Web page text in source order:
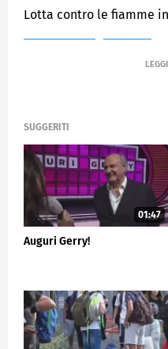
Lotta contro le fiamme
SUGGERITI
01:47
Auguri Gerry!